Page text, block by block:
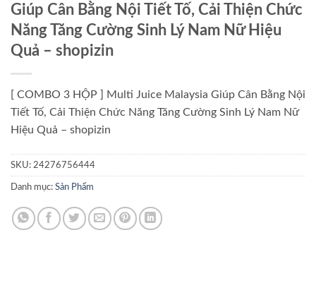
Giúp Cân Bằng Nội Tiết Tố, Cải Thiện Chức
Năng Tăng Cường Sinh Lý Nam Nữ Hiệu
Quả – shopizin
[ COMBO 3 HỘP ] Multi Juice Malaysia Giúp Cân Bằng Nội
Tiết Tố, Cải Thiện Chức Năng Tăng Cường Sinh Lý Nam Nữ
Hiệu Quả – shopizin
SKU: 24276756444
Danh mục: Sản Phẩm